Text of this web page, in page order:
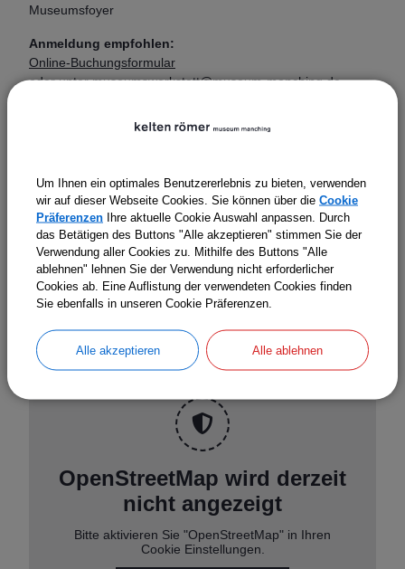
Museumsfoyer
Anmeldung empfohlen:
Online-Buchungsformular
oder untermuseumswerkstatt@museum-manching.de
Donnerstag vor. Eventuell noch vorhandene Restplätze
Termine
OpenStreetMap wird derzeit
nicht angezeigt
Bitte aktivieren Sie "OpenStreetMap" in Ihren
Cookie Einstellungen.
Um Ihnen ein optimales Benutzererlebnis zu bieten, verwenden
wir auf dieser Webseite Cookies. Sie können über die Cookie
Präferenzen Ihre aktuelle Cookie Auswahl anpassen. Durch
das Betätigen des Buttons "Alle akzeptieren" stimmen Sie der
Verwendung aller Cookies zu. Mithilfe des Buttons "Alle
ablehnen" lehnen Sie der Verwendung nicht erforderlicher
Cookies ab. Eine Auflistung der verwendeten Cookies finden
Sie ebenfalls in unseren Cookie Präferenzen.
Alle akzeptieren Alle ablehnen